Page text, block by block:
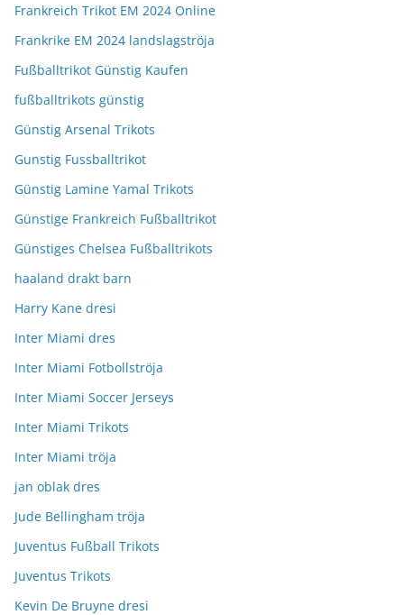
Frankreich Trikot EM 2024 Online
Frankrike EM 2024 landslagströja
Fußballtrikot Günstig Kaufen
fußballtrikots günstig
Günstig Arsenal Trikots
Gunstig Fussballtrikot
Günstig Lamine Yamal Trikots
Günstige Frankreich Fußballtrikot
Günstiges Chelsea Fußballtrikots
haaland drakt barn
Harry Kane dresi
Inter Miami dres
Inter Miami Fotbollströja
Inter Miami Soccer Jerseys
Inter Miami Trikots
Inter Miami tröja
jan oblak dres
Jude Bellingham tröja
Juventus Fußball Trikots
Juventus Trikots
Kevin De Bruyne dresi